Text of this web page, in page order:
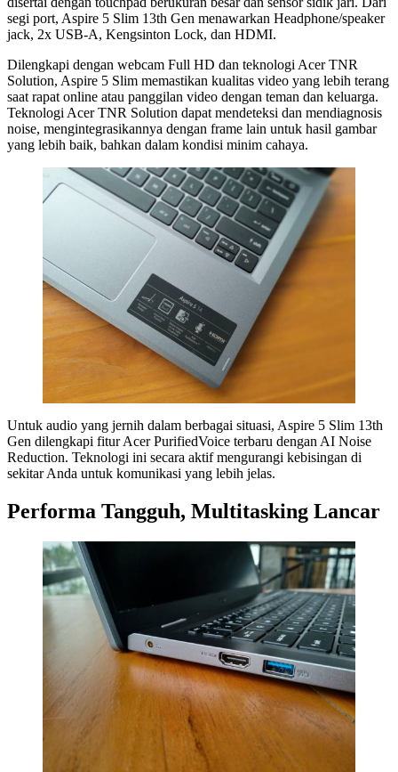
segi port, Aspire 5 Slim 13th Gen menawarkan Headphone/speaker
jack, 2x USB-A, Kengsinton Lock, dan HDMI.
Dilengkapi dengan webcam Full HD dan teknologi Acer TNR
Solution, Aspire 5 Slim memastikan kualitas video yang lebih terang
saat rapat online atau panggilan video dengan teman dan keluarga.
Teknologi Acer TNR Solution dapat mendeteksi dan mendiagnosis
noise, mengintegrasikannya dengan frame lain untuk hasil gambar
yang lebih baik, bahkan dalam kondisi minim cahaya.
Untuk audio yang jernih dalam berbagai situasi, Aspire 5 Slim 13th
Gen dilengkapi fitur Acer PurifiedVoice terbaru dengan AI Noise
Reduction. Teknologi ini secara aktif mengurangi kebisingan di
sekitar Anda untuk komunikasi yang lebih jelas.
Performa Tangguh, Multitasking Lancar